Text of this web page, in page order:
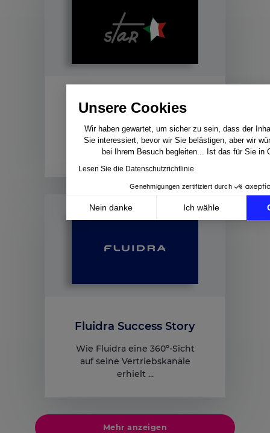
Unsere Cookies
Wir haben gewartet, um sicher zu sein, dass der
Sie interessiert, bevor wir Sie belästigen, aber wir
bei Ihrem Besuch begleiten... Ist das für Sie in
Lesen Sie die Datenschutzrichtlinie
Genehmigungen zertifiziert durch
Nein danke Ich wähle
Unsere Plattform ermöglicht es Ihnen, Ihre
Star Srl Case Study
Wie Star Srl sein Cross-
Border-E-Commerce-Geschäft
auf Amazon und anderen M...
Fluidra Success Story
Wie Fluidra eine 360º-Sicht
auf seine Vertriebskanäle
erhielt ...
Mehr anzeigen